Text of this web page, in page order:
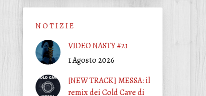
N O T I Z I E
VIDEO NASTY #21
1 Agosto 2026
[NEW TRACK] MESSA: il
remix dei Cold Cave di